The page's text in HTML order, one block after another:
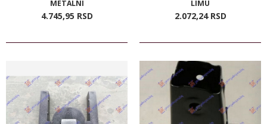
METALNI
4.745,95 RSD
LIMU
2.072,24 RSD